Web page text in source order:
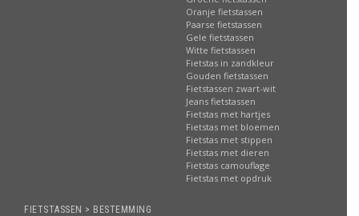
Oranje fietstassen
Paarse fietstassen
Gele fietstassen
Witte fietstassen
Fietstas in zandkleur
Gouden fietstassen
Fietstassen zwart-wit
Jeans fietstassen
Fietstas met hartjes
Fietstas met bloemen
Fietstas met stippen
Fietstas met dieren
Fietstas camouflage
Fietstas met opdruk
FIETSTASSEN > BESTEMMING